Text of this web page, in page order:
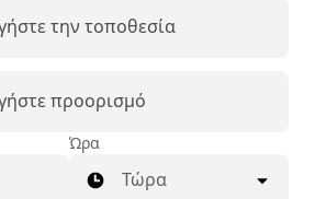
την τοποθεσία
προορισμό
Ώρα
Τώρα